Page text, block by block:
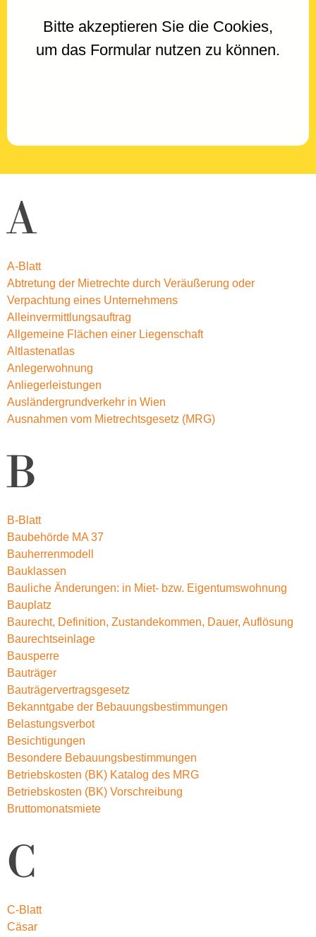
Bitte akzeptieren Sie die Cookies,
um das Formular nutzen zu können.
A
A-Blatt
Abtretung der Mietrechte durch Veräußerung oder
Verpachtung eines Unternehmens
Alleinvermittlungsauftrag
Allgemeine Flächen einer Liegenschaft
Altlastenatlas
Anlegerwohnung
Anliegerleistungen
Ausländergrundverkehr in Wien
Ausnahmen vom Mietrechtsgesetz (MRG)
B
B-Blatt
Baubehörde MA 37
Bauherrenmodell
Bauklassen
Bauliche Änderungen: in Miet- bzw. Eigentumswohnung
Bauplatz
Baurecht, Definition, Zustandekommen, Dauer, Auflösung
Baurechtseinlage
Bausperre
Bauträger
Bauträgervertragsgesetz
Bekanntgabe der Bebauungsbestimmungen
Belastungsverbot
Besichtigungen
Besondere Bebauungsbestimmungen
Betriebskosten (BK) Katalog des MRG
Betriebskosten (BK) Vorschreibung
Bruttomonatsmiete
C
C-Blatt
Cäsar